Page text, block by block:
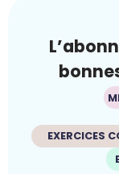
EXERCICES